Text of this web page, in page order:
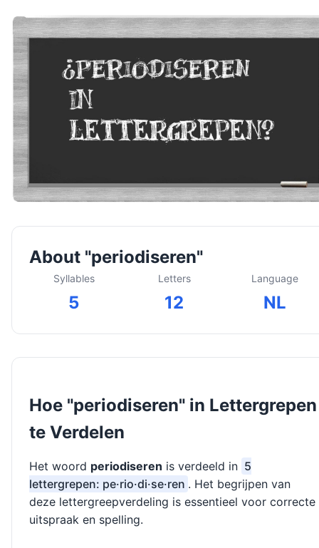
About "periodiseren"
Syllables
5
Letters
12
Language
NL
Hoe "periodiseren" in Lettergrepen
te Verdelen
Het woord periodiseren is verdeeld in 5
lettergrepen: pe·rio·di·se·ren . Het begrijpen van
deze lettergreepverdeling is essentieel voor correcte
uitspraak en spelling.